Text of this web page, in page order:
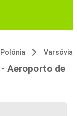
Polónia Varsóvia
Aeroporto de